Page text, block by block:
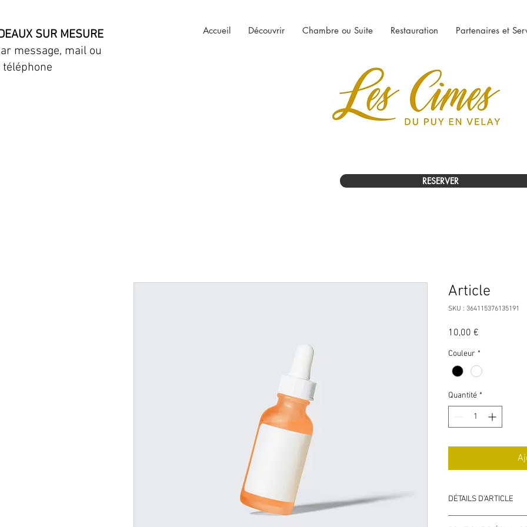
SUR MESURE
message, mail ou
téléphone
Accueil Découvrir Chambre ou Suite Restauration Partenaires et
RESERVER
Article
SKU : 364115376135191
10,00 €
Couleur *
Quantité *
DÉTAILS D'ARTICLE